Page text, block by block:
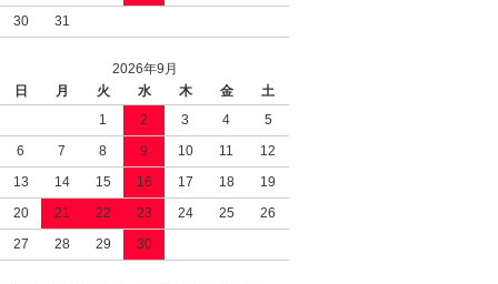
30
31
2026年9月
日
月 火 水 木 金
土
1
2 3 4
5
6
7 8 9 10 11
12
13
14 15 16 17 18
19
20
21 22 23 24 25
26
27
28 29 30